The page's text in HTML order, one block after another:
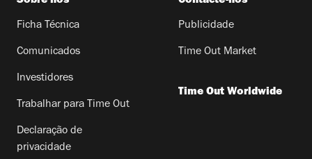
Ficha Técnica
Comunicados
Investidores
Trabalhar para Time Out
Declaração de
privacidade
Publicidade
Time Out Market
Time Out Worldwide